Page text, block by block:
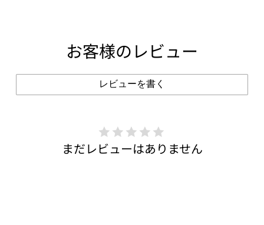
お客様のレビュー
レビューを書く
まだレビューはありません